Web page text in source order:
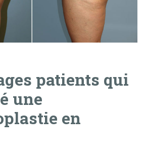
patients qui
une
en